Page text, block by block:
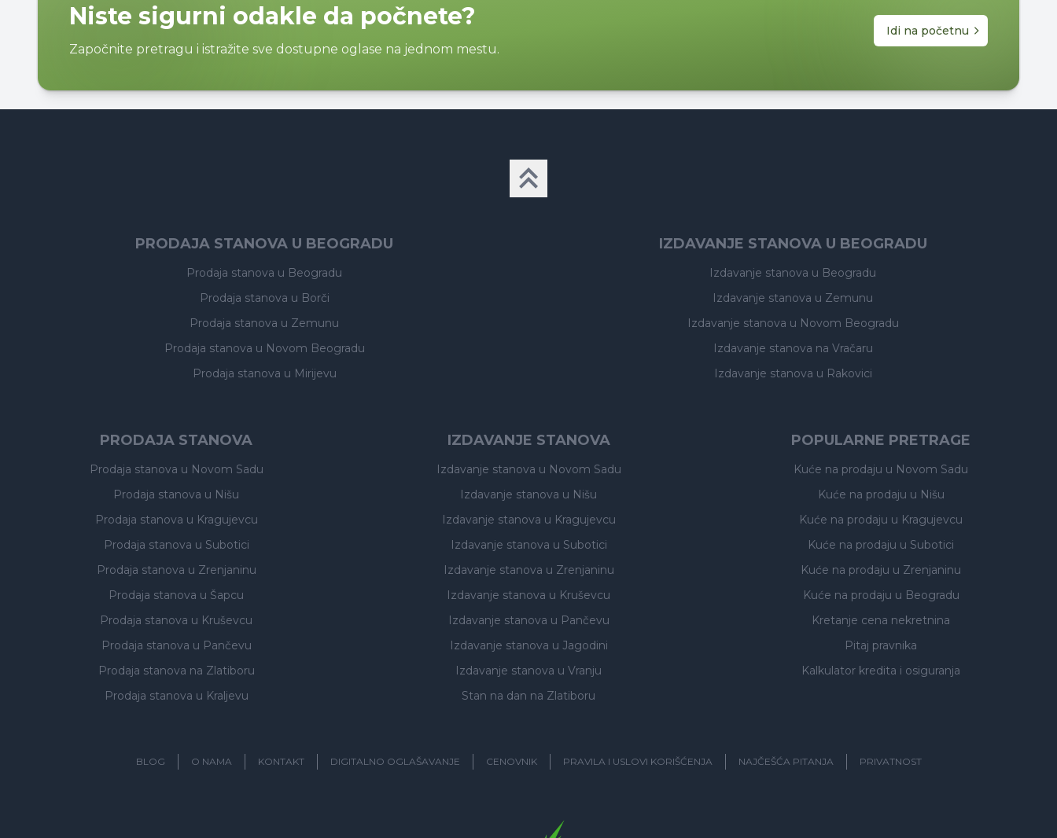
Niste sigurni odakle da počnete?
Započnite pretragu i istražite sve dostupne oglase na jednom mestu.
Idi na početnu
PRODAJA STANOVA U BEOGRADU
Prodaja stanova u Beogradu
Prodaja stanova u Borči
Prodaja stanova u Zemunu
Prodaja stanova u Novom Beogradu
Prodaja stanova u Mirijevu
IZDAVANJE STANOVA U BEOGRADU
Izdavanje stanova u Beogradu
Izdavanje stanova u Zemunu
Izdavanje stanova u Novom Beogradu
Izdavanje stanova na Vračaru
Izdavanje stanova u Rakovici
PRODAJA STANOVA
Prodaja stanova u Novom Sadu
Prodaja stanova u Nišu
Prodaja stanova u Kragujevcu
Prodaja stanova u Subotici
Prodaja stanova u Zrenjaninu
Prodaja stanova u Šapcu
Prodaja stanova u Kruševcu
Prodaja stanova u Pančevu
Prodaja stanova na Zlatiboru
Prodaja stanova u Kraljevu
IZDAVANJE STANOVA
Izdavanje stanova u Novom Sadu
Izdavanje stanova u Nišu
Izdavanje stanova u Kragujevcu
Izdavanje stanova u Subotici
Izdavanje stanova u Zrenjaninu
Izdavanje stanova u Kruševcu
Izdavanje stanova u Pančevu
Izdavanje stanova u Jagodini
Izdavanje stanova u Vranju
Stan na dan na Zlatiboru
POPULARNE PRETRAGE
Kuće na prodaju u Novom Sadu
Kuće na prodaju u Nišu
Kuće na prodaju u Kragujevcu
Kuće na prodaju u Subotici
Kuće na prodaju u Zrenjaninu
Kuće na prodaju u Beogradu
Kretanje cena nekretnina
Pitaj pravnika
Kalkulator kredita i osiguranja
BLOG O NAMA KONTAKT DIGITALNO OGLAŠAVANJE CENOVNIK PRAVILA I USLOVI KORIŠĆENJA NAJČEŠĆA PITANJA PRIVATNOST